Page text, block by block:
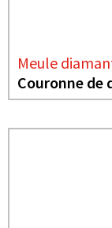
Meule
Couronne de